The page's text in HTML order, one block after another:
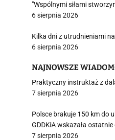
"Wspólnymi siłami
6 sierpnia 2026
Kilka dni z utrudnieniami
6 sierpnia 2026
NAJNOWSZE
Praktyczny instruktaż z
7 sierpnia 2026
Polsce brakuje 150 km do
GDDKiA wskazała
7 sierpnia 2026